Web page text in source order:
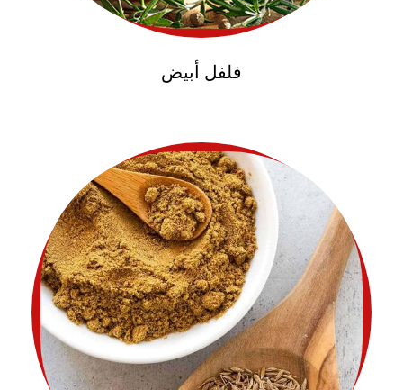
فلفل أبيض